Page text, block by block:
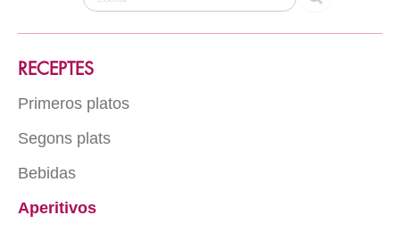
RECEPTES
Primeros platos
Arros
Pasta
Huevos
Segons plats
Carn
Peix
Bebidas
Con alcohol
Aperitivos